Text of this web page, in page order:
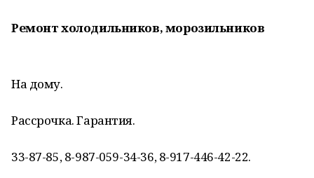
Ремонт холодильников, морозильников
На дому.
Рассрочка. Гарантия.
33-87-85, 8-987-059-34-36, 8-917-446-42-22.